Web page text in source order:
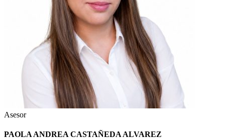
Asesor
PAOLA ANDREA CASTAÑEDA ALVAREZ